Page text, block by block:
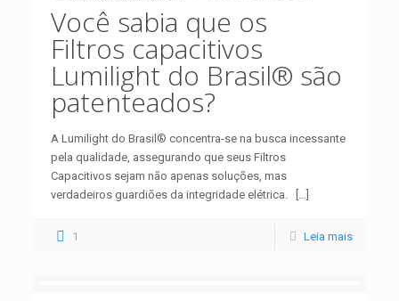
Você sabia que os
Filtros capacitivos
Lumilight do Brasil® são
patenteados?
A Lumilight do Brasil® concentra-se na busca incessante
pela qualidade, assegurando que seus Filtros
Capacitivos sejam não apenas soluções, mas
verdadeiros guardiões da integridade elétrica.
[…]
1 Leia mais